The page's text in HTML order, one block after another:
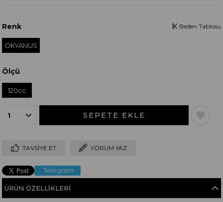
Renk
OKYANUS
Beden Tablosu
Ölçü
120cc
TAVSIYE ET YORUM YAZ
Telegram
ÜRÜN ÖZELLIKLERI